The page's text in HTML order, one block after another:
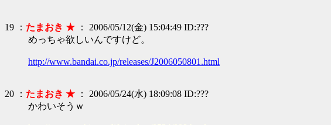
19 ： たまおき ★ ： 2006/05/12(金) 15:04:49 ID:???
めっちゃ欲しいんですけど。
http://www.bandai.co.jp/releases/J2006050801.html
20 ： たまおき ★ ： 2006/05/24(水) 18:09:08 ID:???
かわいそうｗ